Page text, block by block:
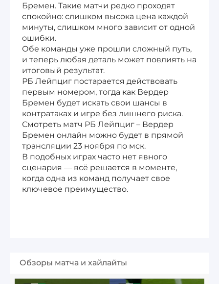
Бремен. Такие матчи редко проходят
спокойно: слишком высока цена каждой
минуты, слишком много зависит от одной
ошибки.
Обе команды уже прошли сложный путь,
и теперь любая деталь может повлиять на
итоговый результат.
РБ Лейпциг постарается действовать
первым номером, тогда как Вердер
Бремен будет искать свои шансы в
контратаках и игре без лишнего риска.
Смотреть матч РБ Лейпциг – Вердер
Бремен онлайн можно будет в прямой
трансляции 23 ноября по мск.
В подобных играх часто нет явного
сценария — всё решается в моменте,
когда одна из команд получает свое
ключевое преимущество.
Обзоры матча и хайлайты